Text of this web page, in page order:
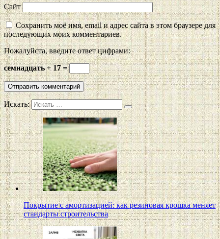
Сайт
Сохранить моё имя, email и адрес сайта в этом браузере для
последующих моих комментариев.
Пожалуйста, введите ответ цифрами:
семнадцать + 17 =
Искать:
Покрытие с амортизацией: как резиновая крошка меняет
стандарты строительства